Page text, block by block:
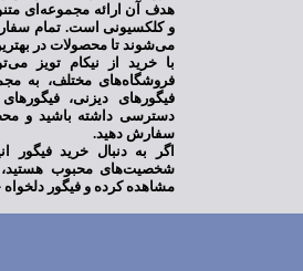
هدف آن ارائه مجموعه‌ای
و کلکسیونی است. تمام
می‌شوند تا محصولات در
با خرید از نیکام تویز
فروشگاه‌های مختلف، به
فیگورهای دیزنی،
دسترسی داشته باشید و
سفارش دهید.
اگر به دنبال خرید فیگور
شخصیت‌های محبوب هستید،
مشاهده کرده و فیگور دلخواه